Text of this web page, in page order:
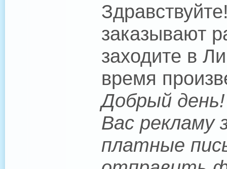
заказывают
заходите в
время
Добрый
Вас рекламу
платные